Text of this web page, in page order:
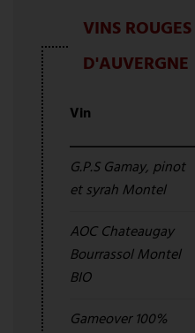
VINS ROUGES
D'AUVERGNE
Vin
G.P.S Gamay, pinot
et syrah Montel
AOC Chateaugay
Bourrassol Montel
BIO
Gameover 100%